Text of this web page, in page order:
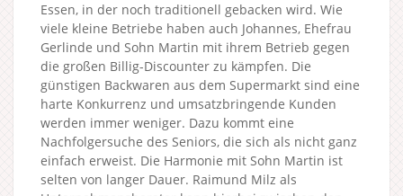
Essen, in der noch traditionell gebacken wird. Wie
viele kleine Betriebe haben auch Johannes, Ehefrau
Gerlinde und Sohn Martin mit ihrem Betrieb gegen
die großen Billig-Discounter zu kämpfen. Die
günstigen Backwaren aus dem Supermarkt sind eine
harte Konkurrenz und umsatzbringende Kunden
werden immer weniger. Dazu kommt eine
Nachfolgersuche des Seniors, die sich als nicht ganz
einfach erweist. Die Harmonie mit Sohn Martin ist
selten von langer Dauer. Raimund Milz als